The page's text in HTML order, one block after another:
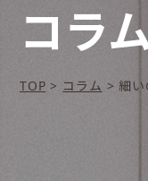
コラ
TOP > コラム > 細